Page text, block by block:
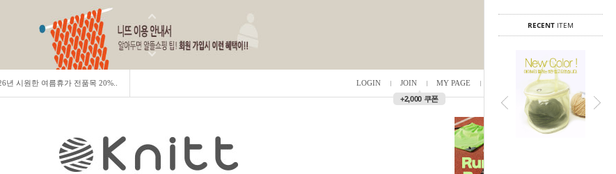
RECENTITEM
년 시원한 여름휴가 전품목 20%.. LOGIN JOIN
▲
+2,000 쿠폰
MY PAGE /